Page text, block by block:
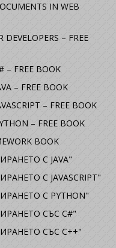
IN WEB
DEVELOPERS – FREE
– FREE BOOK
– FREE BOOK
– FREE BOOK
– FREE BOOK
BOOK
С JAVA"
С JAVASCRIPT"
С PYTHON"
СЪС C#"
СЪС C++"